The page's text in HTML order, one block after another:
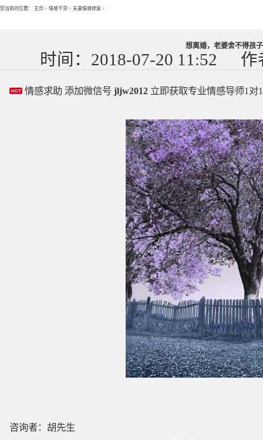
您当前的位置： 主页 > 情感干货 > 夫妻情感修复 >
想离婚，老婆舍不得孩
时间：2018-07-20 11:52 作
情感求助 添加微信号 jljw2012 立即获取专业情感导师1对
咨询者：胡先生